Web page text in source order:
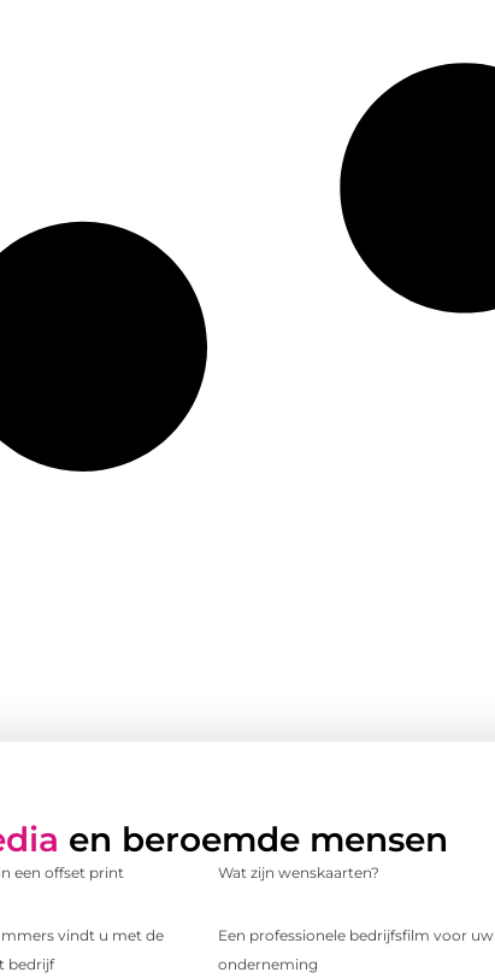
en beroemde mensen
een offset print Wat zijn wenskaarten?
vindt u met de
bedrijf
Een professionele bedrijfsfilm voor uw
onderneming